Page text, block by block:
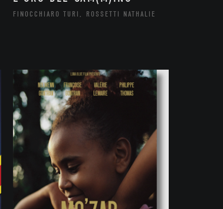
FINOCCHIARO TURI, ROSSETTI NATHALIE